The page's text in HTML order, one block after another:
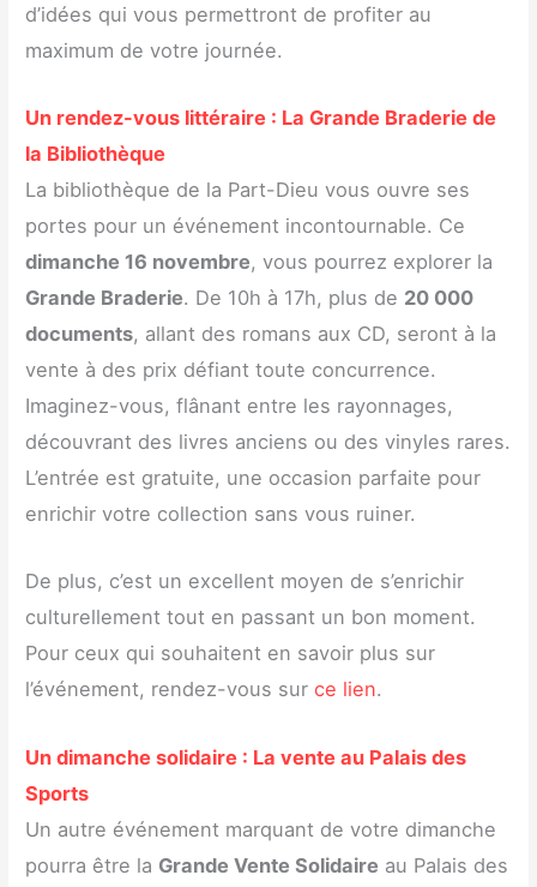
d’idées qui vous permettront de profiter au
maximum de votre journée.
Un rendez-vous littéraire : La Grande Braderie de
la Bibliothèque
La bibliothèque de la Part-Dieu vous ouvre ses
portes pour un événement incontournable. Ce
dimanche 16 novembre, vous pourrez explorer la
Grande Braderie. De 10h à 17h, plus de 20 000
documents, allant des romans aux CD, seront à la
vente à des prix défiant toute concurrence.
Imaginez-vous, flânant entre les rayonnages,
découvrant des livres anciens ou des vinyles rares.
L’entrée est gratuite, une occasion parfaite pour
enrichir votre collection sans vous ruiner.
De plus, c’est un excellent moyen de s’enrichir
culturellement tout en passant un bon moment.
Pour ceux qui souhaitent en savoir plus sur
l’événement, rendez-vous surce lien.
Un dimanche solidaire : La vente au Palais des
Sports
Un autre événement marquant de votre dimanche
pourra être la Grande Vente Solidaire au Palais des